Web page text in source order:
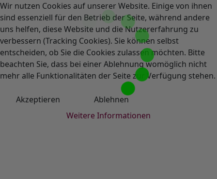
Wir nutzen Cookies auf unserer Website. Einige von ihnen
sind essenziell für den Betrieb der Seite, während andere
uns helfen, diese Website und die Nutzererfahrung zu
verbessern (Tracking Cookies). Sie können selbst
entscheiden, ob Sie die Cookies zulassen möchten. Bitte
beachten Sie, dass bei einer Ablehnung womöglich nicht
mehr alle Funktionalitäten der Seite zur Verfügung stehen.
Akzeptieren
Ablehnen
Weitere Informationen